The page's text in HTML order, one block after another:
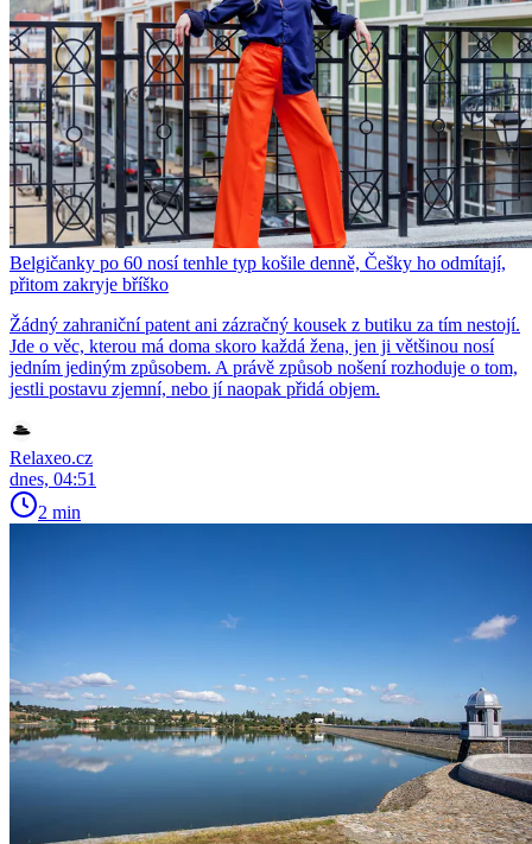
Belgičanky po 60 nosí tenhle typ košile denně, Češky ho odmítají,
přitom zakryje bříško
Žádný zahraniční patent ani zázračný kousek z butiku za tím nestojí.
Jde o věc, kterou má doma skoro každá žena, jen ji většinou nosí
jedním jediným způsobem. A právě způsob nošení rozhoduje o tom,
jestli postavu zjemní, nebo jí naopak přidá objem.
Relaxeo.cz
dnes, 04:51
2 min